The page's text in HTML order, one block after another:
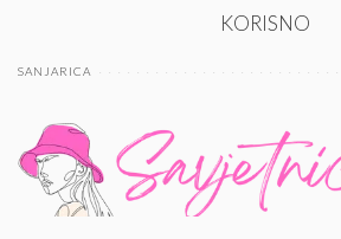
KORISNO
SANJARICA